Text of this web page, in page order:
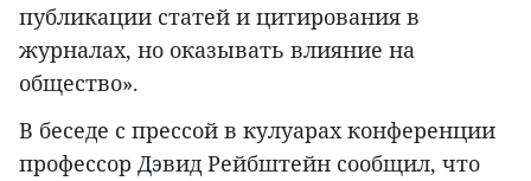
публикации статей и цитирования в
журналах, но оказывать влияние на
общество».
В беседе с прессой в кулуарах конференции
профессор Дэвид Рейбштейн сообщил, что